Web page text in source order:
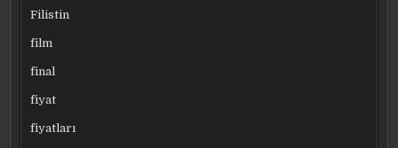
Filistin
film
final
fiyat
fiyatları